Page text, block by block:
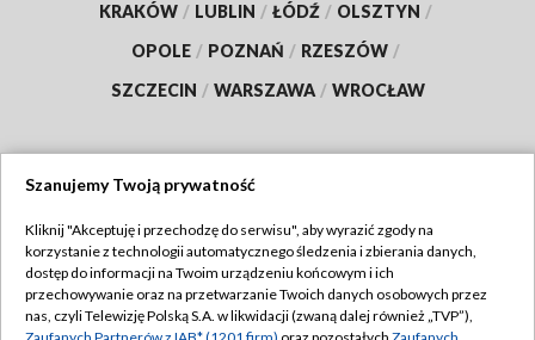
KRAKÓW / LUBLIN / ŁÓDŹ / OLSZTYN /
OPOLE / POZNAŃ / RZESZÓW /
SZCZECIN / WARSZAWA / WROCŁAW
TVP
Abonament TVP
Emisja w TVP
Regulamin TVP
Szanujemy Twoją prywatność
Kliknij "Akceptuję i przechodzę do serwisu", aby wyrazić zgody na
korzystanie z technologii automatycznego śledzenia i zbierania danych,
dostęp do informacji na Twoim urządzeniu końcowym i ich
przechowywanie oraz na przetwarzanie Twoich danych osobowych przez
nas, czyli Telewizję Polską S.A. w likwidacji (zwaną dalej również „TVP”),